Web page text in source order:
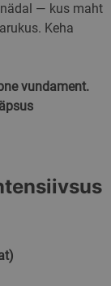
— kus maht
Keha
vundament.